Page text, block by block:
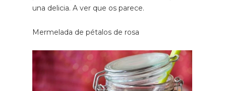
una delicia. A ver que os parece.
Mermelada de pétalos de rosa